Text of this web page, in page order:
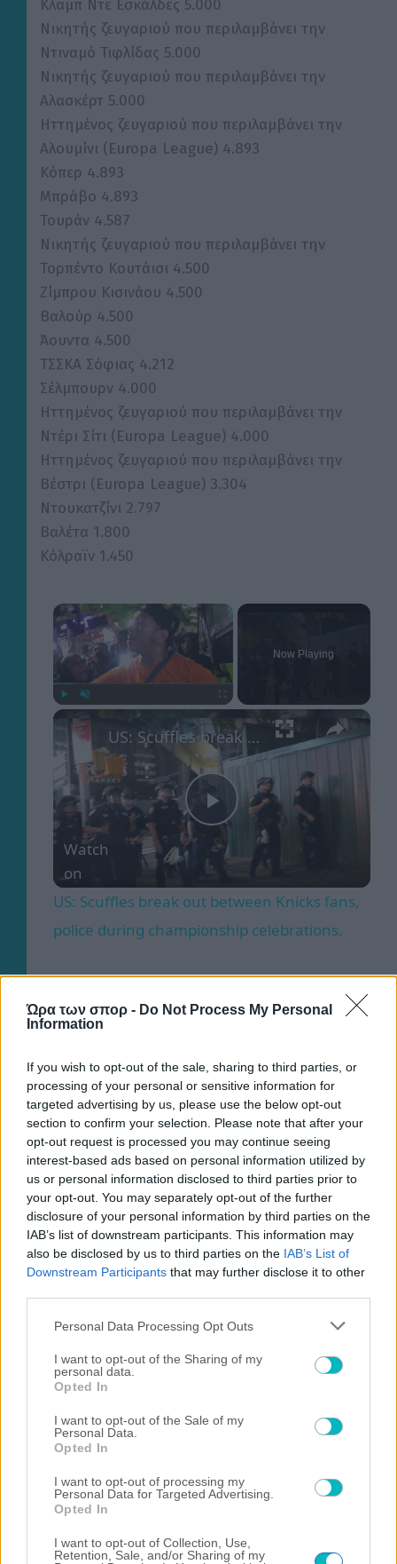
Ώρα των σπορ - Do Not Process My Personal
Information
If you wish to opt-out of the sale, sharing to third parties, or
processing of your personal or sensitive information for
targeted advertising by us, please use the below opt-out
section to confirm your selection. Please note that after your
opt-out request is processed you may continue seeing
interest-based ads based on personal information utilized by
us or personal information disclosed to third parties prior to
your opt-out. You may separately opt-out of the further
disclosure of your personal information by third parties on the
IAB’s list of downstream participants. This information may
also be disclosed by us to third parties on the IAB’s List of
Downstream Participants that may further disclose it to other
Please note that this website/app uses one or more Google
not limited to your visit or usage behaviour. You may click to
grant or deny consent to Google and its third-party tags to
use your data for below specified purposes in below Google
consent section.
Personal Data Processing Opt Outs
I want to opt-out of the Sharing of my
personal data.
Opted In
I want to opt-out of the Sale of my
Personal Data.
Opted In
I want to opt-out of processing my
Personal Data for Targeted Advertising.
Opted In
I want to opt-out of Collection, Use,
Retention, Sale, and/or Sharing of my
Κλαμπ Ντε Εσκάλδες 5.000
Νικητής ζευγαριού που περιλαμβάνει την
Ντιναμό Τιφλίδας 5.000
Νικητής ζευγαριού που περιλαμβάνει την
Αλασκέρτ 5.000
Ηττημένος ζευγαριού που περιλαμβάνει την
Αλουμίνι (Europa League) 4.893
Κόπερ 4.893
Μπράβο 4.893
Τουράν 4.587
Νικητής ζευγαριού που περιλαμβάνει την
Τορπέντο Κουτάισι 4.500
Ζίμπρου Κισινάου 4.500
Βαλούρ 4.500
Άουντα 4.500
ΤΣΣΚΑ Σόφιας 4.212
Σέλμπουρν 4.000
Ηττημένος ζευγαριού που περιλαμβάνει την
Ντέρι Σίτι (Europa League) 4.000
Ηττημένος ζευγαριού που περιλαμβάνει την
Βέστρι (Europa League) 3.304
Ντουκατζίνι 2.797
Βαλέτα 1.800
Κόλραϊν 1.450
×
Now Playing
×
Play
Video
US: Scuffles break out between Knicks fans, police during championship celebrations.
Watch
on
US: Scuffles break out between Knicks fans,
police during championship celebrations.
Conference League